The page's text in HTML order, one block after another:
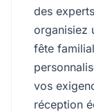
des
organisiez
fête
vos
réception